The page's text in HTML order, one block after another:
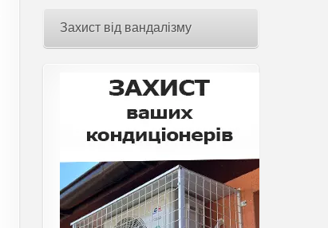
Захист від вандалізму